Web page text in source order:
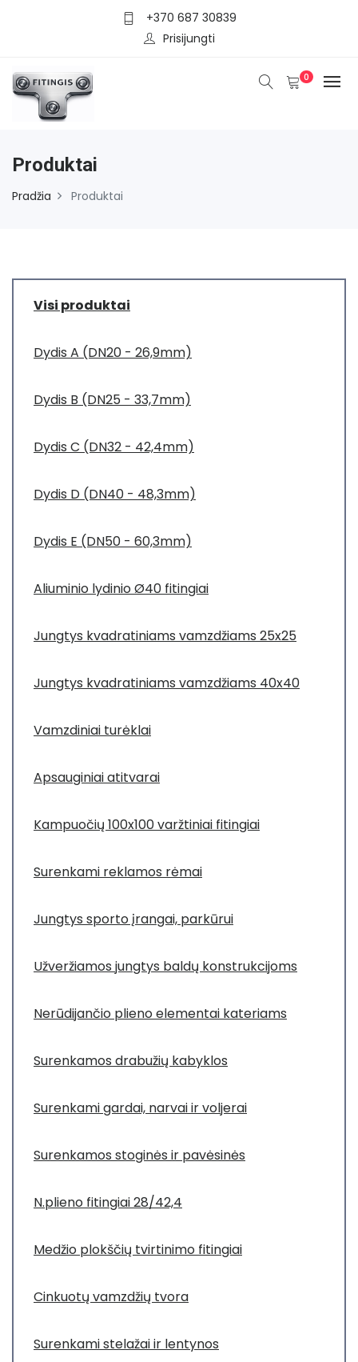
+370 687 30839
Prisijungti
0
Produktai
Pradžia Produktai
Visi produktai
Dydis A (DN20 - 26,9mm)
Dydis B (DN25 - 33,7mm)
Dydis C (DN32 - 42,4mm)
Dydis D (DN40 - 48,3mm)
Dydis E (DN50 - 60,3mm)
Aliuminio lydinio Ø40 fitingiai
Jungtys kvadratiniams vamzdžiams 25x25
Jungtys kvadratiniams vamzdžiams 40x40
Vamzdiniai turėklai
Apsauginiai atitvarai
Kampuočių 100x100 varžtiniai fitingiai
Surenkami reklamos rėmai
Jungtys sporto įrangai, parkūrui
Užveržiamos jungtys baldų konstrukcijoms
Nerūdijančio plieno elementai kateriams
Surenkamos drabužių kabyklos
Surenkami gardai, narvai ir voljerai
Surenkamos stoginės ir pavėsinės
N.plieno fitingiai 28/42,4
Medžio plokščių tvirtinimo fitingiai
Cinkuotų vamzdžių tvora
Surenkami stelažai ir lentynos